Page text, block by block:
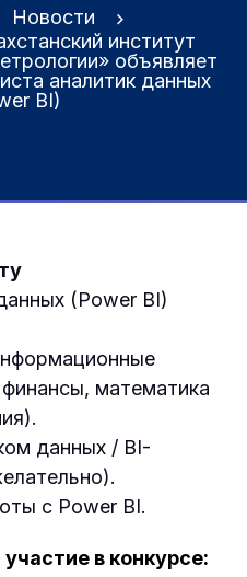
Новости
институт
объявляет
аналитик данных
BI)
(Power BI)
математика
данных / BI-
с Power BI.
в конкурсе: